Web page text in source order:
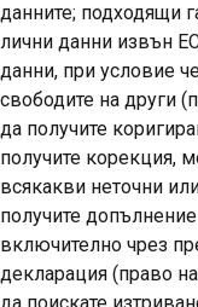
данните; подходящи
лични данни извън
данни, при условие
свободите на други (
да получите
получите корекция,
всякакви неточни
получите
включително чрез
декларация (право